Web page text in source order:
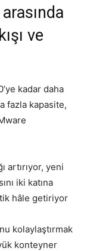
ve
kadar daha
fazla kapasite,
artırıyor, yeni
iki katına
hâle getiriyor
kolaylaştırmak
konteyner